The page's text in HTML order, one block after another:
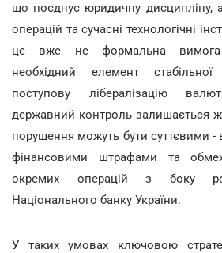
що поєднує юридичну дисципліну,
операцій та сучасні технологічні
це вже не формальна вимога
необхідний елемент
поступову лібералізацію
державний контроль залишається
порушення можуть бути суттєвими
фінансовими штрафами та
окремих операцій з боку
Національного банку України.
У таких умовах ключовою